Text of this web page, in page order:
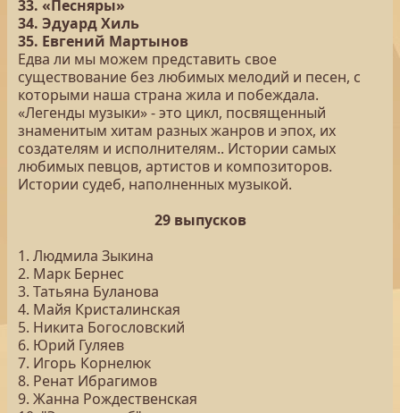
33. «Песняры»
34. Эдуард Хиль
35. Евгений Мартынов
Едва ли мы можем представить свое
существование без любимых мелодий и песен, с
которыми наша страна жила и побеждала.
«Легенды музыки» - это цикл, посвященный
знаменитым хитам разных жанров и эпох, их
создателям и исполнителям.. Истории самых
любимых певцов, артистов и композиторов.
Истории судеб, наполненных музыкой.
29 выпусков
1. Людмила Зыкина
2. Марк Бернес
3. Татьяна Буланова
4. Майя Кристалинская
5. Никита Богословский
6. Юрий Гуляев
7. Игорь Корнелюк
8. Ренат Ибрагимов
9. Жанна Рождественская